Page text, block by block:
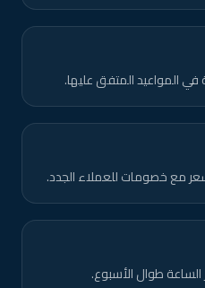
المواعيد المتفق عليها.
مع خصومات للعملاء الجدد.
طوال الأسبوع.